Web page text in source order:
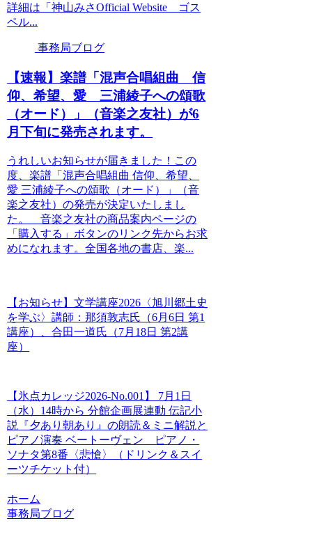
詳細は「神山みさOfficial Website ゴス
ペル...
事務局ブログ
【速報】楽譜「混声合唱組曲 信
仰、希望、愛 三浦綾子への頌歌
（オード）」（音楽之友社）が6
月下旬に発売されます。
うれしいお知らせが届きました！この
度、楽譜「混声合唱組曲 信仰、希望、
愛 三浦綾子への頌歌（オード）」（音
楽之友社）の発売が決定いたしまし
た。 音楽之友社の商品案内ページの
「購入する」ボタンのリンク先からお求
めになれます。全国各地の書店、楽...
【お知らせ】文学講座2026〈旭川郷土史
を学ぶ〉講師：那須敦志氏（6月6日 第1
講座）、合田一道氏（7月18日 第2講
座）
【氷点カレッジ2026-No.001】 7月1日
（水）14時から 分館企画展連動 伝記小
説『夕あり朝あり』の朗読＆ミニ解説と
ピアノ演奏 ベートーヴェン ピアノ・
ソナタ第8番〈悲愴〉（ドリンク＆スイ
ーツチケット付）
ホーム
事務局ブログ